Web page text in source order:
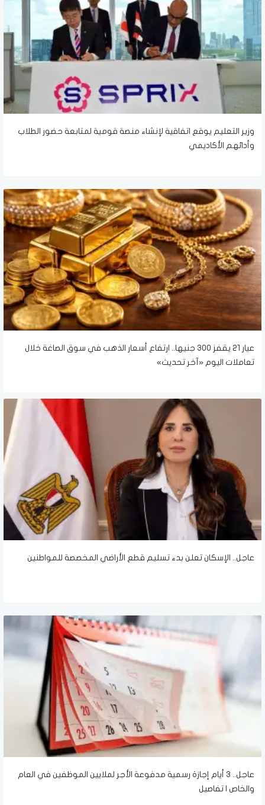
وزير التعليم يوقع اتفاقية لإنشاء منصة قومية لمتابعة حضور الطلاب
وأدائهم الأكاديمي
عيار 21 يقفز 300 جنيها.. ارتفاع أسعار الذهب في سوق الصاغة خلال
تعاملات اليوم «آخر تحديث»
عاجل.. الإسكان تعلن بدء تسليم قطع الأراضي المخصصة للمواطنين
عاجل.. 3 أيام إجازة رسمية مدفوعة الأجر لملايين الموظفين في العام
والخاص | تفاصيل